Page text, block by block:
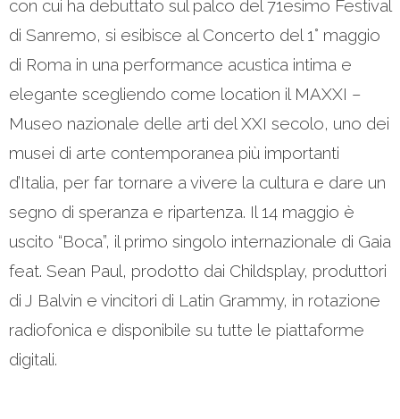
con cui ha debuttato sul palco del 71esimo Festival
di Sanremo, si esibisce al Concerto del 1° maggio
di Roma in una performance acustica intima e
elegante scegliendo come location il MAXXI –
Museo nazionale delle arti del XXI secolo, uno dei
musei di arte contemporanea più importanti
d’Italia, per far tornare a vivere la cultura e dare un
segno di speranza e ripartenza. Il 14 maggio è
uscito “Boca”, il primo singolo internazionale di Gaia
feat. Sean Paul, prodotto dai Childsplay, produttori
di J Balvin e vincitori di Latin Grammy, in rotazione
radiofonica e disponibile su tutte le piattaforme
digitali.